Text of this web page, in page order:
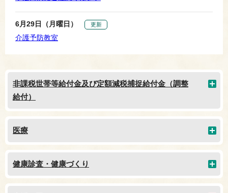
6月29日（月曜日） 更新
介護予防教室
非課税世帯等給付金及び定額減税捕捉給付金（調整
給付）
医療
健康診査・健康づくり